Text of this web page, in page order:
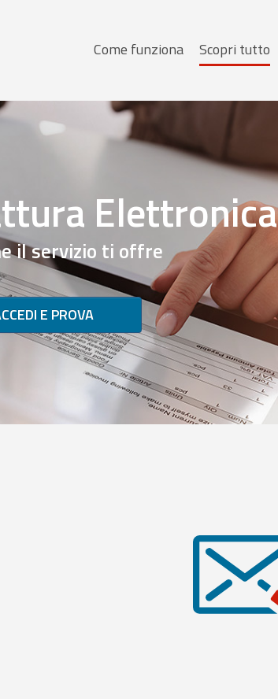
Menu
principale
Come funziona Scopri tutto
Elettronica
il servizio ti offre
E PROVA